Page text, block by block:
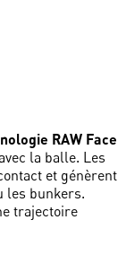
RAW Face
la balle. Les
et génèrent
les bunkers.
trajectoire